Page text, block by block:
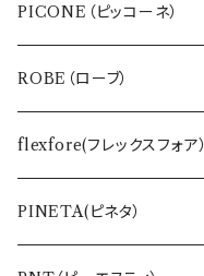
インナー
バッグ・ポーチ
ワンピース
Tシャツ
PICONE（ピッコーネ）
ROBE（ローブ）
BLUE FRONCE
vivapresto
flexfore(フレックスフォア）
PINETA(ピネタ）